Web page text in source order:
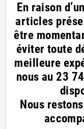
En raison
articles
être
éviter toute
meilleure
nous au23
Nous